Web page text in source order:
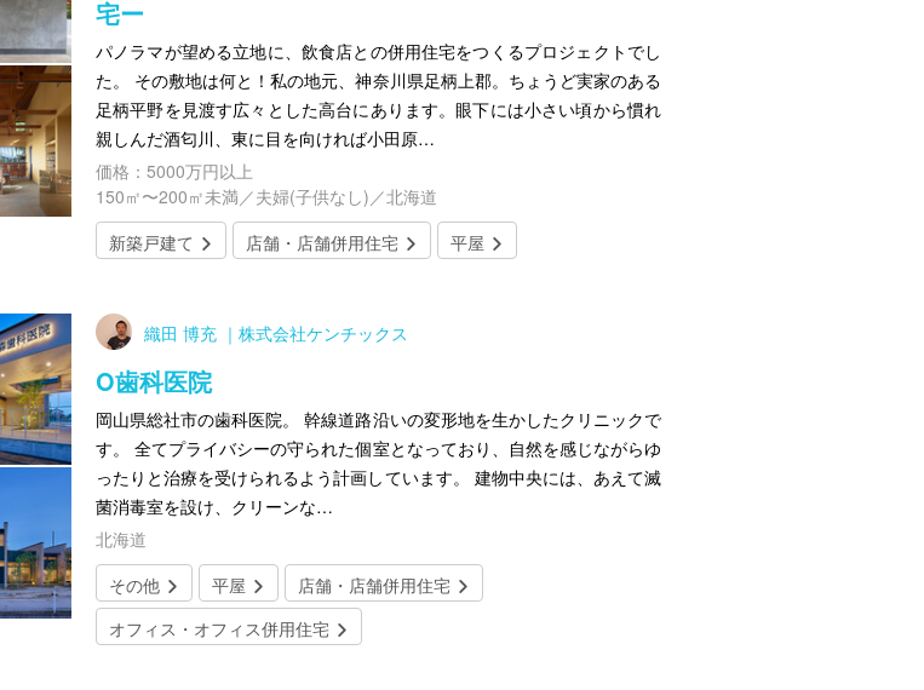
宅ー
パノラマが望める立地に、飲食店との併用住宅をつくるプロジェクトでし
た。 その敷地は何と！私の地元、神奈川県足柄上郡。ちょうど実家のある
足柄平野を見渡す広々とした高台にあります。眼下には小さい頃から慣れ
親しんだ酒匂川、東に目を向ければ小田原…
価格：5000万円以上
150㎡〜200㎡未満／夫婦(子供なし)／北海道
新築戸建て
店舗・店舗併用住宅 平屋
織田 博充 ｜株式会社ケンチックス
O歯科医院
岡山県総社市の歯科医院。 幹線道路沿いの変形地を生かしたクリニックで
す。 全てプライバシーの守られた個室となっており、自然を感じながらゆ
ったりと治療を受けられるよう計画しています。 建物中央には、あえて滅
菌消毒室を設け、クリーンな…
北海道
その他
平屋
店舗・店舗併用住宅
オフィス・オフィス併用住宅